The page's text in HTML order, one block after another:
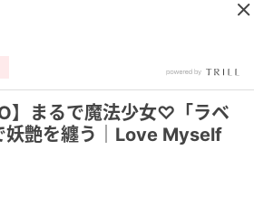
】まるで魔法少女♡「ラベ
妖艶を纏う｜Love Myself